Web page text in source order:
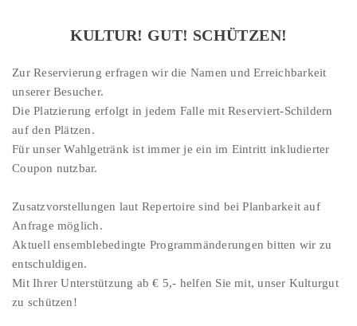
KULTUR! GUT! SCHÜTZEN!
Zur Reservierung erfragen wir die Namen und Erreichbarkeit
unserer Besucher.
Die Platzierung erfolgt in jedem Falle mit Reserviert-Schildern
auf den Plätzen.
Für unser Wahlgetränk ist immer je ein im Eintritt inkludierter
Coupon nutzbar.
Zusatzvorstellungen laut Repertoire sind bei Planbarkeit auf
Anfrage möglich.
Aktuell ensemblebedingte Programmänderungen bitten wir zu
entschuldigen.
Mit Ihrer Unterstützung ab € 5,- helfen Sie mit, unser Kulturgut
zu schützen!